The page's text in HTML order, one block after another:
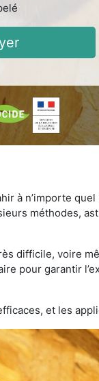
à n’importe
méthodes,
difficile, voire
pour garantir
et les